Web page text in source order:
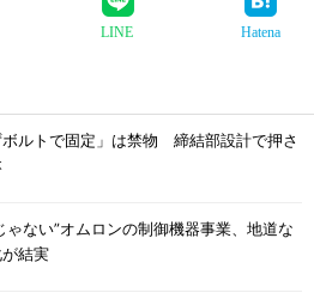
LINE Hatena
ボルトで固定」は禁物 締結部設計で押さ
ゃない”オムロンの制御機器事業、地道な
結実